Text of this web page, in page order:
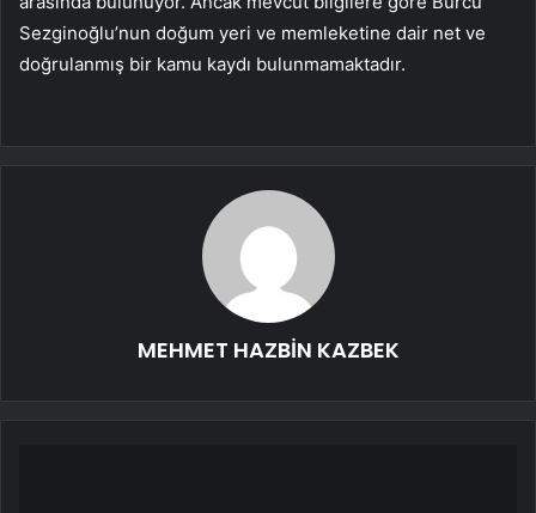
Sezginoğlu’nun doğum yeri ve memleketine dair net ve
doğrulanmış bir kamu kaydı bulunmamaktadır.
MEHMET HAZBİN KAZBEK